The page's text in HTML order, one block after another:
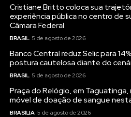
Cristiane Britto coloca sua
experiência pública no centro de
Câmara Federal
BRASIL 5 de agosto de 2026
Banco Central reduz Selic para
postura cautelosa diante do
BRASIL 5 de agosto de 2026
Praça do Relógio, em
móvel de doação de sangue
BRASÍLIA 5 de agosto de 2026